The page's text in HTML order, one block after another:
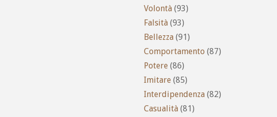
Volontà (93)
Falsità (93)
Bellezza (91)
Comportamento (87)
Potere (86)
Imitare (85)
Interdipendenza (82)
Casualità (81)